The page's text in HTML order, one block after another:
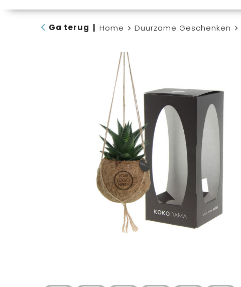
Ga terug Home Duurzame Geschenken